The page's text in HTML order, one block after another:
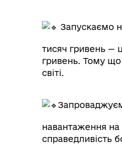
Запускаємо
тисяч гривень —
гривень. Тому що
світі.
навантаження на
справедливість